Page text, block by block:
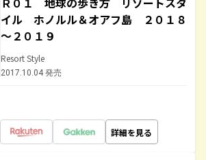
イル ホノルル＆オアフ島 ２０１８
～２０１９
Resort Style
2017.10.04 発売
詳細を見る